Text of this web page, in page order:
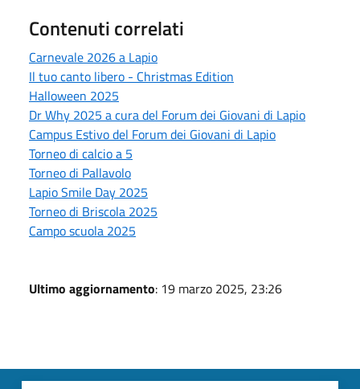
Contenuti correlati
Carnevale 2026 a Lapio
Il tuo canto libero - Christmas Edition
Halloween 2025
Dr Why 2025 a cura del Forum dei Giovani di Lapio
Campus Estivo del Forum dei Giovani di Lapio
Torneo di calcio a 5
Torneo di Pallavolo
Lapio Smile Day 2025
Torneo di Briscola 2025
Campo scuola 2025
Ultimo aggiornamento: 19 marzo 2025, 23:26